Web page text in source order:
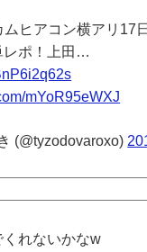
ムヒアコン横アリ17
レポ！上田…
mYoR95eWXJ
(@tyzodovaroxo)
れないかなw